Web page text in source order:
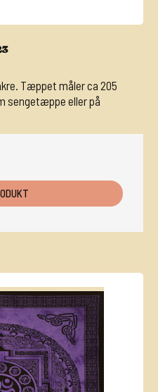
Tæppet måler ca 205
sengetæppe eller på